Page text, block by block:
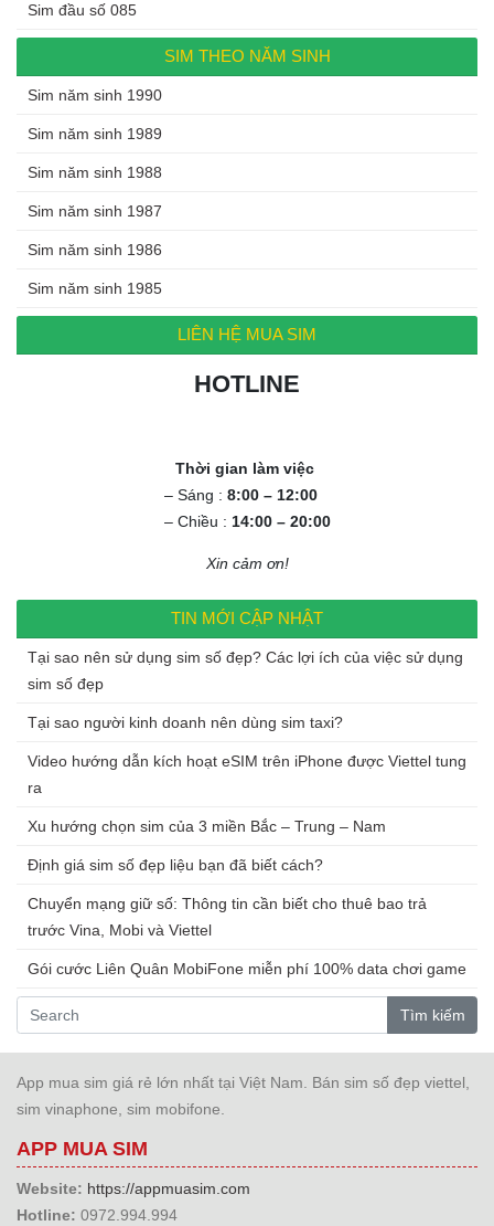
Sim đầu số 085
SIM THEO NĂM SINH
Sim năm sinh 1990
Sim năm sinh 1989
Sim năm sinh 1988
Sim năm sinh 1987
Sim năm sinh 1986
Sim năm sinh 1985
LIÊN HỆ MUA SIM
HOTLINE
Thời gian làm việc
– Sáng : 8:00 – 12:00
– Chiều : 14:00 – 20:00
Xin cảm ơn!
TIN MỚI CẬP NHẬT
Tại sao nên sử dụng sim số đẹp? Các lợi ích của việc sử dụng
sim số đẹp
Tại sao người kinh doanh nên dùng sim taxi?
Video hướng dẫn kích hoạt eSIM trên iPhone được Viettel tung
ra
Xu hướng chọn sim của 3 miền Bắc – Trung – Nam
Định giá sim số đẹp liệu bạn đã biết cách?
Chuyển mạng giữ số: Thông tin cần biết cho thuê bao trả
trước Vina, Mobi và Viettel
Gói cước Liên Quân MobiFone miễn phí 100% data chơi game
Tìm kiếm
App mua sim giá rẻ lớn nhất tại Việt Nam. Bán sim số đẹp viettel,
sim vinaphone, sim mobifone.
APP MUA SIM
Website: https://appmuasim.com
Hotline: 0972.994.994